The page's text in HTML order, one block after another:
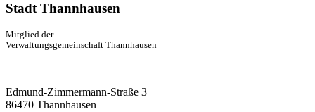
Stadt Thannhausen
Mitglied der
Verwaltungsgemeinschaft Thannhausen
Edmund-Zimmermann-Straße 3
86470 Thannhausen